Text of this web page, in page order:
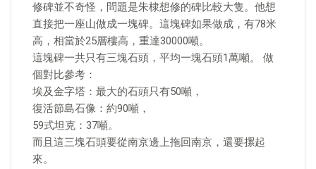
修碑並不奇怪，問題是朱棣想修的碑比較大隻。他想
直接把一座山做成一塊碑。這塊碑如果做成，有78米
高，相當於25層樓高，重達30000噸。
這塊碑一共只有三塊石頭，平均一塊石頭1萬噸。 做
個對比參考：
埃及金字塔：最大的石頭只有50噸，
復活節島石像：約90噸，
59式坦克：37噸。
而且這三塊石頭要從南京邊上拖回南京，還要摞起
來。